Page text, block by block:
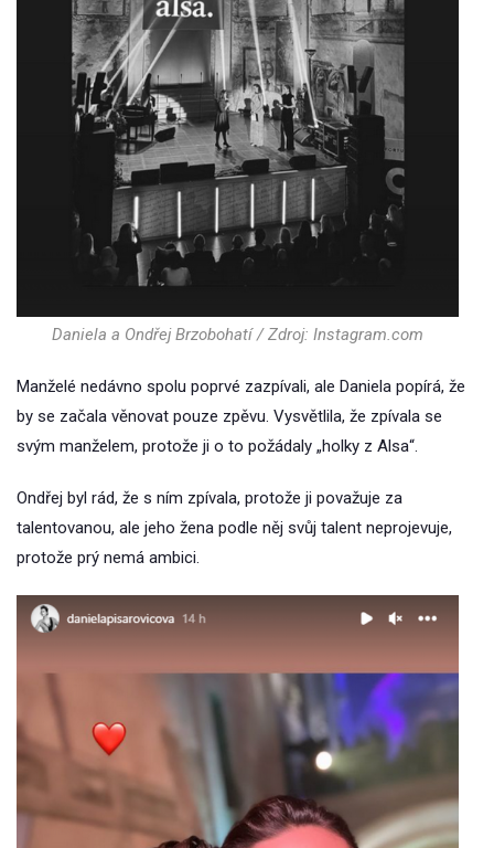
Daniela a Ondřej Brzobohatí / Zdroj: Instagram.com
Manželé nedávno spolu poprvé zazpívali, ale Daniela popírá, že
by se začala věnovat pouze zpěvu. Vysvětlila, že zpívala se
svým manželem, protože ji o to požádaly „holky z Alsa“.
Ondřej byl rád, že s ním zpívala, protože ji považuje za
talentovanou, ale jeho žena podle něj svůj talent neprojevuje,
protože prý nemá ambici.